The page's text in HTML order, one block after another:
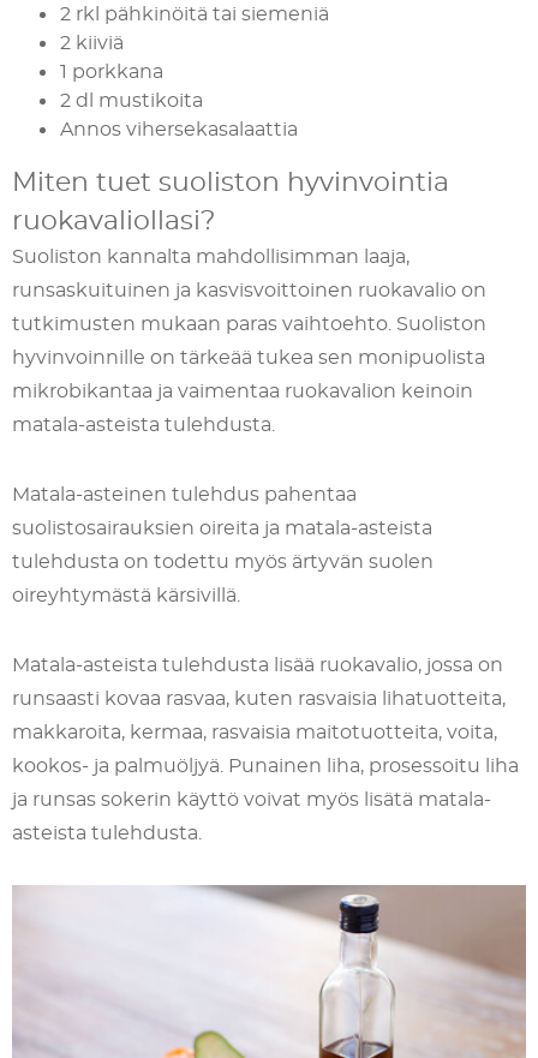
2 rkl pähkinöitä tai siemeniä
2 kiiviä
1 porkkana
2 dl mustikoita
Annos vihersekasalaattia
Miten tuet suoliston hyvinvointia
ruokavaliollasi?
Suoliston kannalta mahdollisimman laaja,
runsaskuituinen ja kasvisvoittoinen ruokavalio on
tutkimusten mukaan paras vaihtoehto. Suoliston
hyvinvoinnille on tärkeää tukea sen monipuolista
mikrobikantaa ja vaimentaa ruokavalion keinoin
matala-asteista tulehdusta.
Matala-asteinen tulehdus pahentaa
suolistosairauksien oireita ja matala-asteista
tulehdusta on todettu myös ärtyvän suolen
oireyhtymästä kärsivillä.
Matala-asteista tulehdusta lisää ruokavalio, jossa on
runsaasti kovaa rasvaa, kuten rasvaisia lihatuotteita,
makkaroita, kermaa, rasvaisia maitotuotteita, voita,
kookos- ja palmuöljyä. Punainen liha, prosessoitu liha
ja runsas sokerin käyttö voivat myös lisätä matala-
asteista tulehdusta.